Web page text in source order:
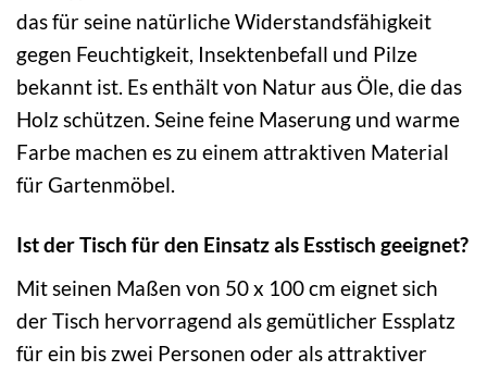
das für seine natürliche Widerstandsfähigkeit
gegen Feuchtigkeit, Insektenbefall und Pilze
bekannt ist. Es enthält von Natur aus Öle, die das
Holz schützen. Seine feine Maserung und warme
Farbe machen es zu einem attraktiven Material
für Gartenmöbel.
Ist der Tisch für den Einsatz als Esstisch geeignet?
Mit seinen Maßen von 50 x 100 cm eignet sich
der Tisch hervorragend als gemütlicher Essplatz
für ein bis zwei Personen oder als attraktiver